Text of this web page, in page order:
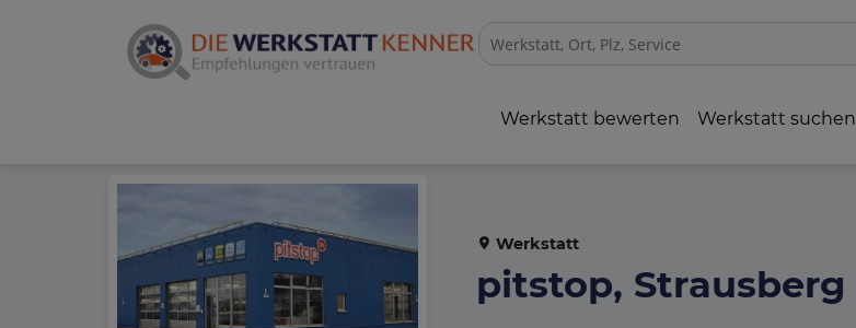
Werkstatt bewerten Werkstatt suchen
Werkstatt
pitstop, Strausberg